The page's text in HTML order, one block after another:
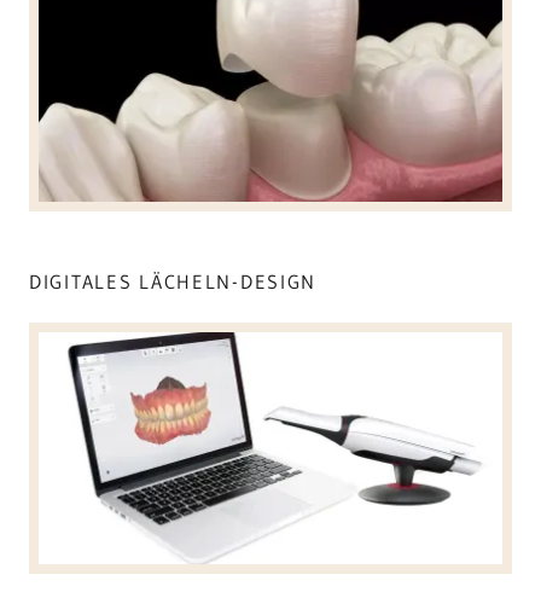
DIGITALES LÄCHELN-DESIGN